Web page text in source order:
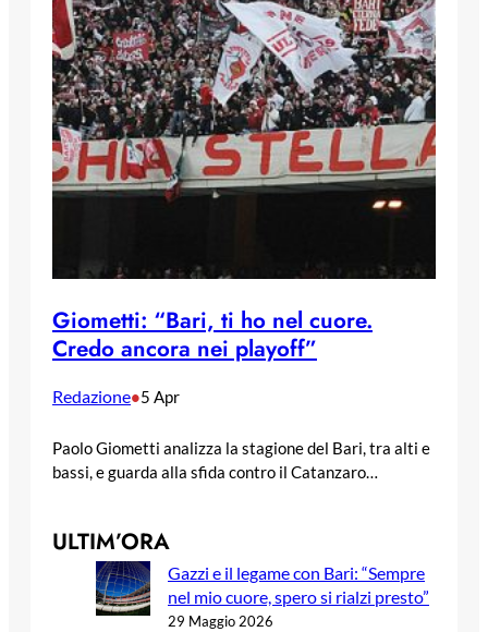
Giometti: “Bari, ti ho nel cuore.
Credo ancora nei playoff”
Redazione•5 Apr
Paolo Giometti analizza la stagione del Bari, tra alti e
bassi, e guarda alla sfida contro il Catanzaro…
ULTIM’ORA
Gazzi e il legame con Bari: “Sempre
nel mio cuore, spero si rialzi presto”
29 Maggio 2026